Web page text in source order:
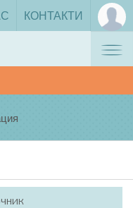
КОНТАКТИ